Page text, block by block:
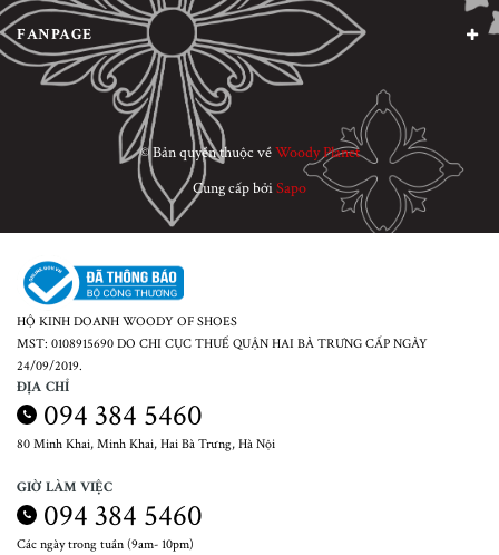
FANPAGE
© Bản quyền thuộc vềWoody Planet
Cung cấp bởiSapo
HỘ KINH DOANH WOODY OF SHOES
MST: 0108915690 DO CHI CỤC THUẾ QUẬN HAI BÀ TRƯNG CẤP NGÀY
24/09/2019.
ĐỊA CHỈ
094 384 5460
80 Minh Khai, Minh Khai, Hai Bà Trưng, Hà Nội
GIỜ LÀM VIỆC
094 384 5460
Các ngày trong tuần (9am- 10pm)